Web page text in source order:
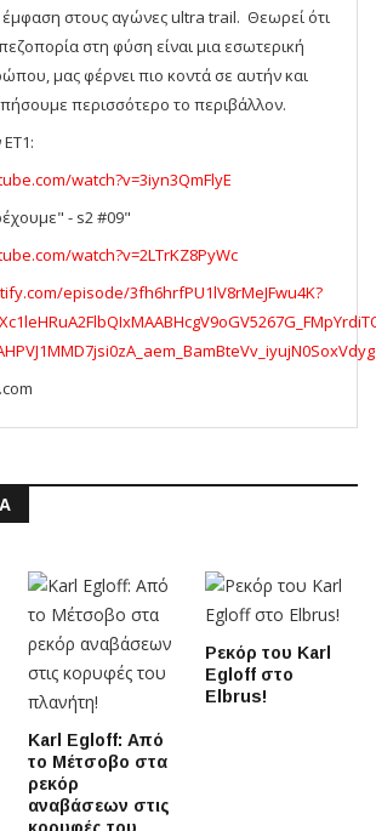
στους αγώνες ultra trail. Θεωρεί ότι
στη φύση είναι μια εσωτερική
μας φέρνει πιο κοντά σε αυτήν και
περισσότερο το περιβάλλον.
watch?v=3iyn3QmFlyE
- s2 #09"
watch?v=2LTrKZ8PyWc
episode/3fh6hrfPU1lV8rMeJFwu4K?
Karl Egloff: Από
το Μέτσοβο στα
ρεκόρ
αναβάσεων στις
κορυφές του
Ρεκόρ του Karl
Egloff στο
Elbrus!